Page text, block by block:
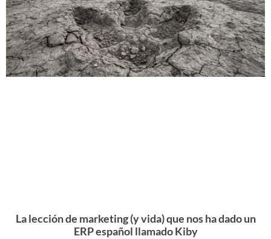
La lección de marketing (y vida) que nos ha dado un
ERP español llamado Kiby